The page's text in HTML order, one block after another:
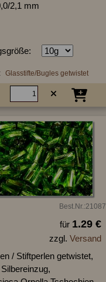
2,1 mm
Glasstifte/Bugles getwistet
Best.Nr.:21087
für 1.29 €
zzgl. Versand
/ Stiftperlen getwistet,